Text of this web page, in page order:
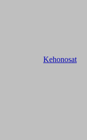
Kehonosat